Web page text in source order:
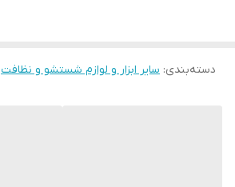
دسته‌بندی: سایر ابزار و لوازم شستشو و نظافت